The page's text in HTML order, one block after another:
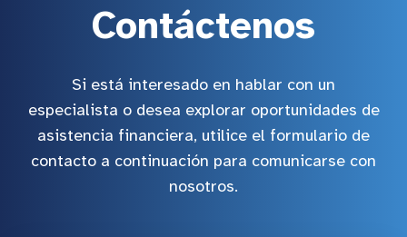
Contáctenos
Si está interesado en hablar con un
especialista o desea explorar oportunidades de
asistencia financiera, utilice el formulario de
contacto a continuación para comunicarse con
nosotros.